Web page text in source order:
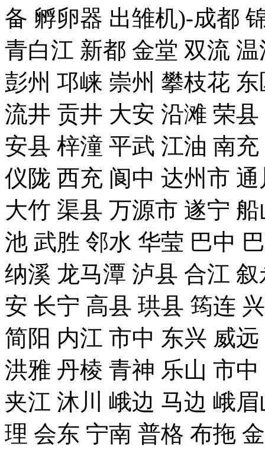
备 孵卵器 出雏机)-成都
青白江 新都 金堂 双流
彭州 邛崃 崇州 攀枝花
流井 贡井 大安 沿滩 荣
安县 梓潼 平武 江油 南
仪陇 西充 阆中 达州市
大竹 渠县 万源市 遂宁
池 武胜 邻水 华莹 巴中
纳溪 龙马潭 泸县 合江
安 长宁 高县 珙县 筠连
简阳 内江 市中 东兴 威
洪雅 丹棱 青神 乐山 市
夹江 沐川 峨边 马边 峨
理 会东 宁南 普格 布拖